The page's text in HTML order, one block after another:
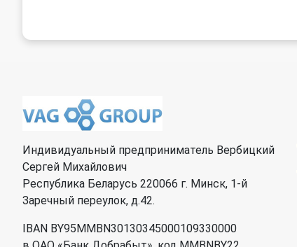
Индивидуальный предприниматель Вербицкий
Сергей Михайлович
Республика Беларусь 220066 г. Минск, 1-й
Заречный переулок, д.42.
IBAN BY95MMBN30130345000109330000